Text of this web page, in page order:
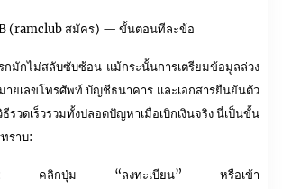
(ramclub สมัคร) — ขั้นตอนทีละข้อ
กมักไม่สลับซับซ้อน แม้กระนั้นการเตรียมข้อมูลล่วง
ายเลขโทรศัพท์ บัญชีธนาคาร และเอกสารยืนยันตัว
รวดเร็วรวมทั้งปลอดปัญหาเมื่อเบิกเงินจริง นี่เป็นขั้น
ราบ:
บียน: คลิกปุ่ม “ลงทะเบียน” หรือเข้า